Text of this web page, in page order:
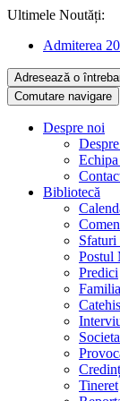
Ultimele Noutăți:
Admiterea
Adresează o
Comutare navigare
Despre noi
Bibliotecă
Sfaturi
Postul
Predici
Familia
Tineret